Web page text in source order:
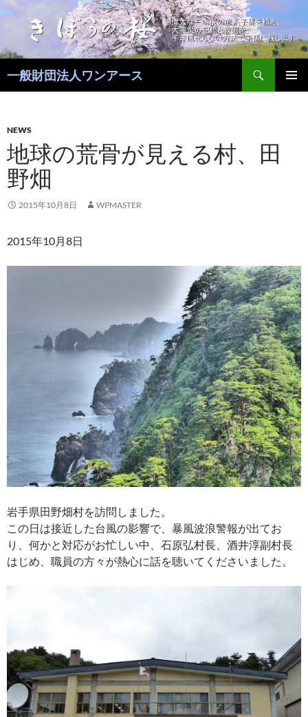
コ
ン
ツ
へ
プ
一般財団法人ワンアース
NEWS
地球の荒骨が見える村、田
野畑
2015年10月8日 WPMASTER
2015年10月8日
岩手県田野畑村を訪問しました。
この日は接近した台風の影響で、暴風波浪警報が出てお
り、何かと対応がお忙しい中、石原弘村長、酒井淳副村長
はじめ、職員の方々が熱心に話を聴いてくださいました。